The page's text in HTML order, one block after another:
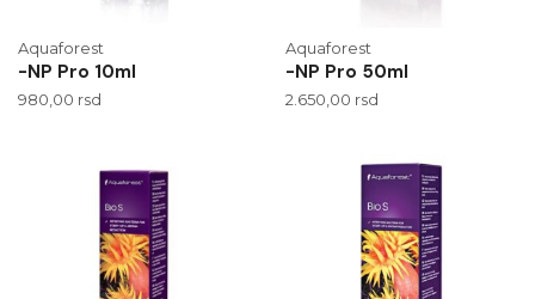
Aquaforest
-NP Pro 10ml
980,00 rsd
Aquaforest
-NP Pro 50ml
2.650,00 rsd